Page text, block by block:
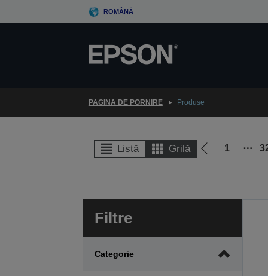
to
ROMÂNĂ
PAGINA DE PORNIRE Produse
Listă Grilă
Mergi
anterioară
1 ⋯
Filtre
Categorie